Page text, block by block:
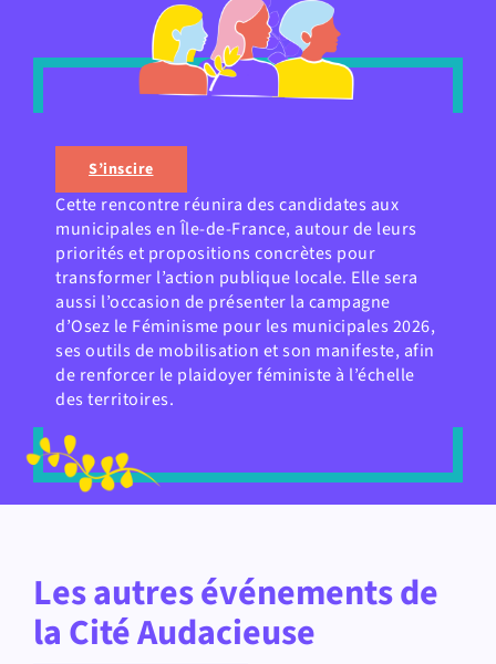
S’inscire
Cette rencontre réunira des candidates aux
municipales en Île-de-France, autour de leurs
priorités et propositions concrètes pour
transformer l’action publique locale. Elle sera
aussi l’occasion de présenter la campagne
d’Osez le Féminisme pour les municipales 2026,
ses outils de mobilisation et son manifeste, afin
de renforcer le plaidoyer féministe à l’échelle
des territoires.
Les autres événements de
la Cité Audacieuse